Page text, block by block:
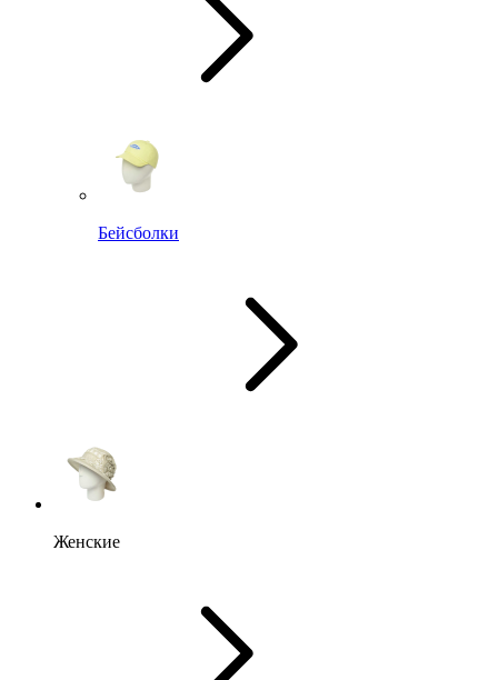
Бейсболки
Женские